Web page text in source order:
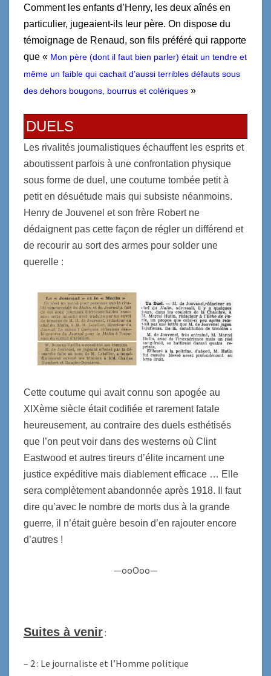
Comment les enfants d’Henry, les deux aînés en
particulier, jugeaient-ils leur père. On dispose du
témoignage de Renaud, son fils préféré qui rapporte
que « Mon père (dont il faut bien parler) était un tendre et
même un faible qui cachait d’aussi terribles défauts sous
des dehors bougons, bourrus et colériques »
DUELS
Les rivalités journalistiques échauffent les esprits et
aboutissent parfois à une confrontation physique
sous forme de duel, une coutume tombée petit à
petit en désuétude mais qui subsiste néanmoins.
Henry de Jouvenel et son frère Robert ne
dédaignent pas cette façon de régler un différend et
de recourir au sort des armes pour solder une
querelle :
Cette coutume qui avait connu son apogée au
XIXème siècle était codifiée et rarement fatale
heureusement, au contraire des duels esthétisés
que l’on peut voir dans des westerns où Clint
Eastwood et autres tireurs d’élite incarnent une
justice expéditive mais diablement efficace … Elle
sera complètement abandonnée après 1918. Il faut
dire qu’avec le nombre de morts dus à la grande
guerre, il n’était guère besoin d’en rajouter encore
d’autres !
—ooOoo—
Suites à venir:
– 2 : Le journaliste et l’Homme politique